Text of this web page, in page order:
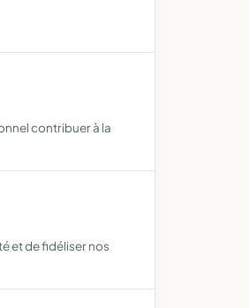
contribuer à la
et de fidéliser nos